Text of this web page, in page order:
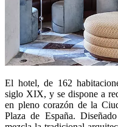
El hotel, de 162
siglo XIX, y se dispone a
en pleno corazón de la
Plaza de España.